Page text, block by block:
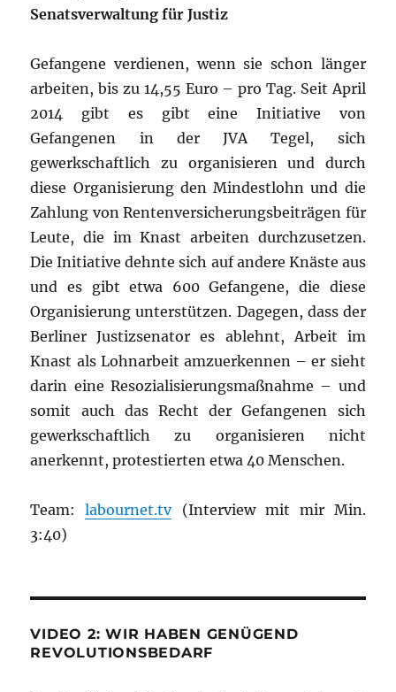
Senatsverwaltung für Justiz
Gefangene verdienen, wenn sie schon länger
arbeiten, bis zu 14,55 Euro – pro Tag. Seit April
2014 gibt es gibt eine Initiative von
Gefangenen in der JVA Tegel, sich
gewerkschaftlich zu organisieren und durch
diese Organisierung den Mindestlohn und die
Zahlung von Rentenversicherungsbeiträgen für
Leute, die im Knast arbeiten durchzusetzen.
Die Initiative dehnte sich auf andere Knäste aus
und es gibt etwa 600 Gefangene, die diese
Organisierung unterstützen. Dagegen, dass der
Berliner Justizsenator es ablehnt, Arbeit im
Knast als Lohnarbeit amzuerkennen – er sieht
darin eine Resozialisierungsmaßnahme – und
somit auch das Recht der Gefangenen sich
gewerkschaftlich zu organisieren nicht
anerkennt, protestierten etwa 40 Menschen.
Team:labournet.tv(Interview mit mir Min.
3:40)
VIDEO 2: WIR HABEN GENÜGEND
REVOLUTIONSBEDARF